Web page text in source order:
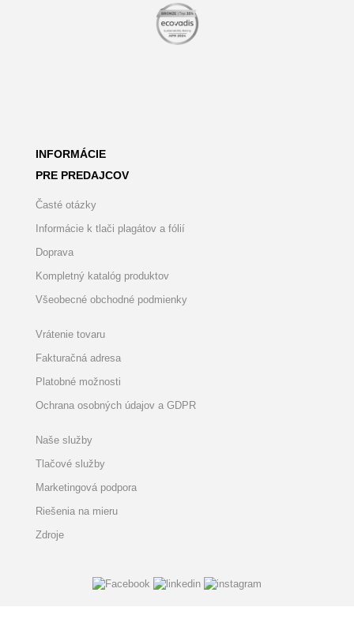
INFORMÁCIE
PRE PREDAJCOV
Časté otázky
Informácie k tlači plagátov a fólií
Doprava
Kompletný katalóg produktov
Všeobecné obchodné podmienky
Vrátenie tovaru
Fakturačná adresa
Platobné možnosti
Ochrana osobných údajov a GDPR
Naše služby
Tlačové služby
Marketingová podpora
Riešenia na mieru
Zdroje